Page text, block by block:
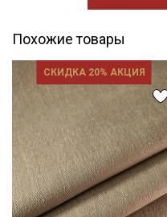
Похожие товары
СКИДКА 20% АКЦИЯ